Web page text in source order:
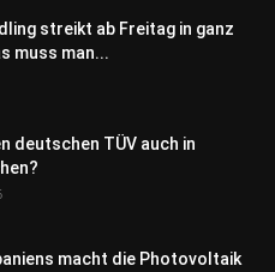
streikt ab Freitag in ganz
muss man...
deutschen TÜV auch in
macht die Photovoltaik